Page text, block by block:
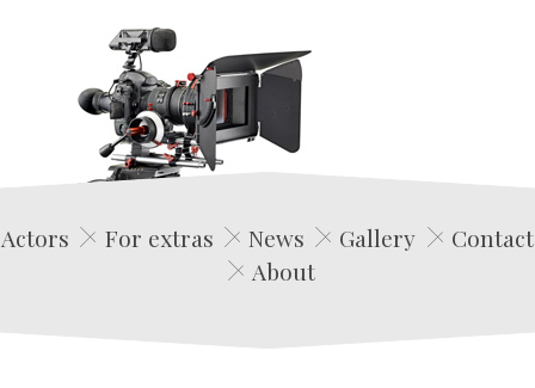
Edwin Film Agencja Aktorska
Actors For extras News Gallery
Contact
About